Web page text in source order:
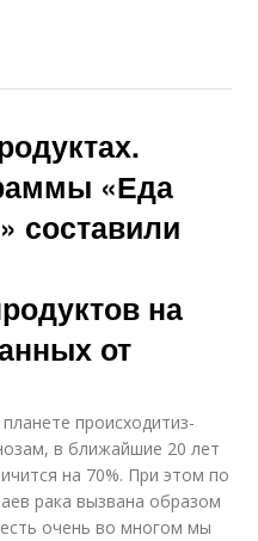
«Еда
составили
на
от
происходитиз-
в ближайшие 20 лет
на 70%. При этом по
рака вызвана образом
очень во многом мы